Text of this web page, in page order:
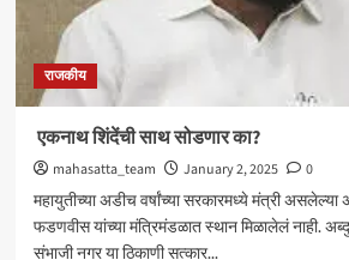
राजकीय
एकनाथ शिंदेंची साथ सोडणार का?
mahasatta_team January 2, 2025
0
महायुतीच्या अडीच वर्षांच्या सरकारमध्ये मंत्री असलेल्या
फडणवीस यांच्या मंत्रिमंडळात स्थान मिळालेलं नाही.
संभाजी नगर या ठिकाणी सत्कार...